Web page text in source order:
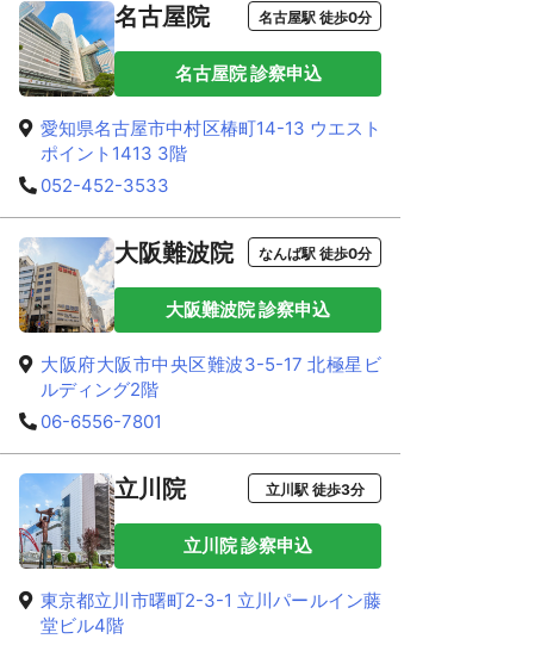
名古屋院 名古屋駅 徒歩0分
名古屋院 診察申込
愛知県名古屋市中村区椿町14-13 ウエスト
ポイント1413 3階
052-452-3533
大阪難波院 なんば駅 徒歩0分
大阪難波院 診察申込
大阪府大阪市中央区難波3-5-17 北極星ビ
ルディング2階
06-6556-7801
立川院 立川駅 徒歩3分
立川院 診察申込
東京都立川市曙町2-3-1 立川パールイン藤
堂ビル4階